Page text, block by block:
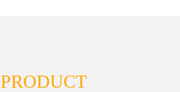
PRODUCT